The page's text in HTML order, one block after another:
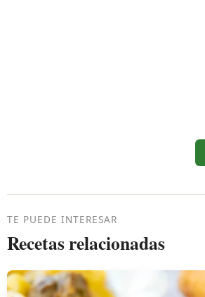
TE PUEDE INTERESAR
Recetas relacionadas